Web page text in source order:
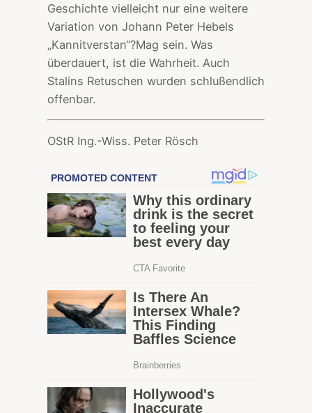
Geschichte vielleicht nur eine weitere
Variation von Johann Peter Hebels
„Kannitverstan“?Mag sein. Was
überdauert, ist die Wahrheit. Auch
Stalins Retuschen wurden schlußendlich
offenbar.
OStR Ing.-Wiss. Peter Rösch